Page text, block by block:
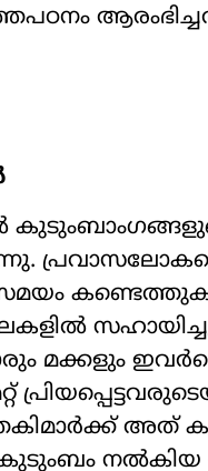
സമയം
മക്കളും
അത്